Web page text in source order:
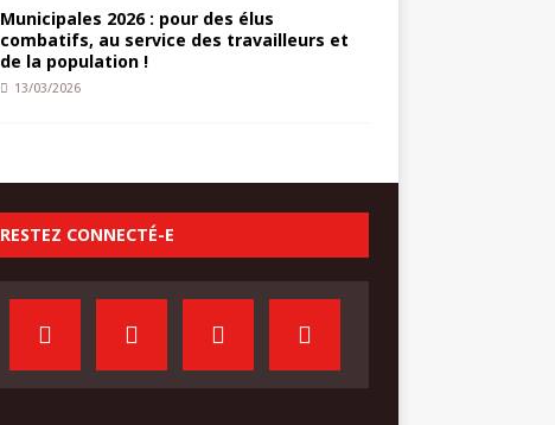
Municipales 2026 : pour des élus
combatifs, au service des travailleurs et
de la population !
13/03/2026
RESTEZ CONNECTÉ-E